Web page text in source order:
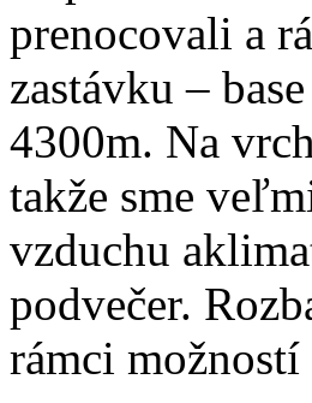
prenocovali a
zastávku –
4300m. Na
takže sme
vzduchu
podvečer.
rámci